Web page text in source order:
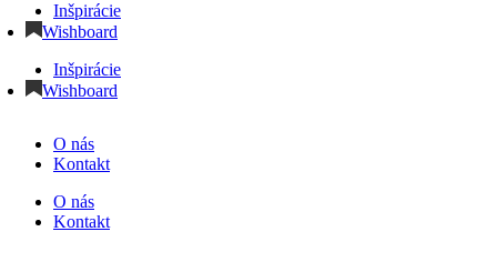
Inšpirácie
Wishboard
Inšpirácie
Wishboard
O nás
Kontakt
O nás
Kontakt